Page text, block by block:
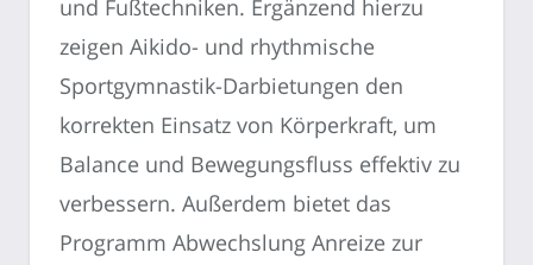
und Fußtechniken. Ergänzend hierzu
zeigen Aikido- und rhythmische
Sportgymnastik-Darbietungen den
korrekten Einsatz von Körperkraft, um
Balance und Bewegungsfluss effektiv zu
verbessern. Außerdem bietet das
Programm Abwechslung Anreize zur